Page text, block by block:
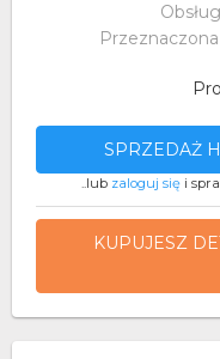
SPRZEDAŻ
..lub zaloguj się i
KUPUJESZ